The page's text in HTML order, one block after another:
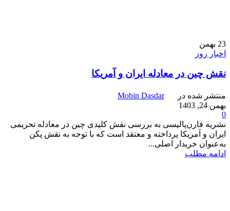
23 بهمن
اخبار روز
نقش چین در معادله ایران و آمریکا
منتشر شده در
Mobin Dasdar
بهمن 24, 1403
0
نشریه فارن‌پالیسی به بررسی نقش کلیدی چین در معادله تحریمی
ایران و آمریکا پرداخته و معتقد است که با توجه به نقش پکن
به‌عنوان خریدار اصلی...
ادامه مطلب